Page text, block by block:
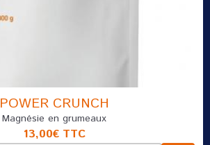
POWER CRUNCH
Magnésie en grumeaux
13,00€ TTC